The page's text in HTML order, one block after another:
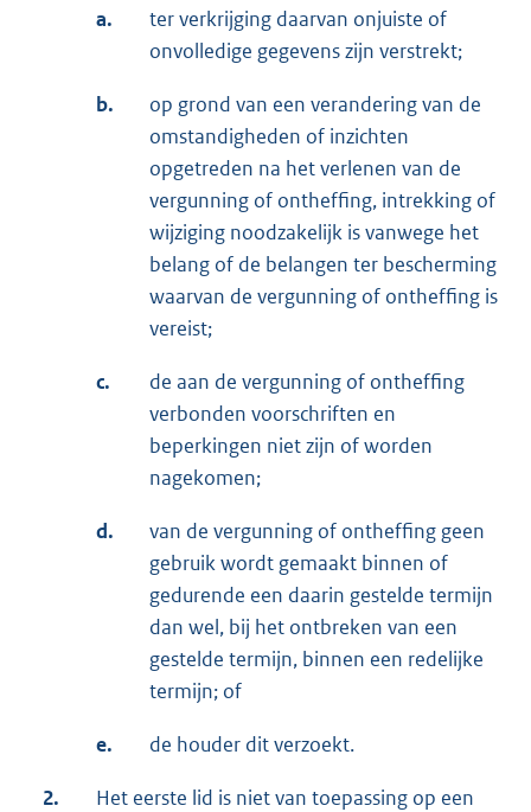
a.
ter verkrijging daarvan onjuiste of
onvolledige gegevens zijn verstrekt;
b.
op grond van een verandering van de
omstandigheden of inzichten
opgetreden na het verlenen van de
vergunning of ontheffing, intrekking of
wijziging noodzakelijk is vanwege het
belang of de belangen ter bescherming
waarvan de vergunning of ontheffing is
vereist;
c.
de aan de vergunning of ontheffing
verbonden voorschriften en
beperkingen niet zijn of worden
nagekomen;
d.
van de vergunning of ontheffing geen
gebruik wordt gemaakt binnen of
gedurende een daarin gestelde termijn
dan wel, bij het ontbreken van een
gestelde termijn, binnen een redelijke
termijn; of
e. de houder dit verzoekt.
2.
Het eerste lid is niet van toepassing op een